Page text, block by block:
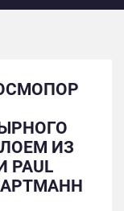
ИЗ